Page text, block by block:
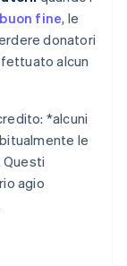
fine, le
donatori
alcun
*alcuni
le
agio